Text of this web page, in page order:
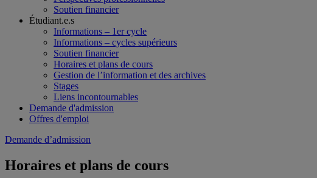
Soutien financier
Étudiant.e.s
Informations – 1er cycle
Informations – cycles supérieurs
Soutien financier
Horaires et plans de cours
Gestion de l’information et des archives
Stages
Liens incontournables
Demande d'admission
Offres d'emploi
Demande d’admission
Horaires et plans de cours